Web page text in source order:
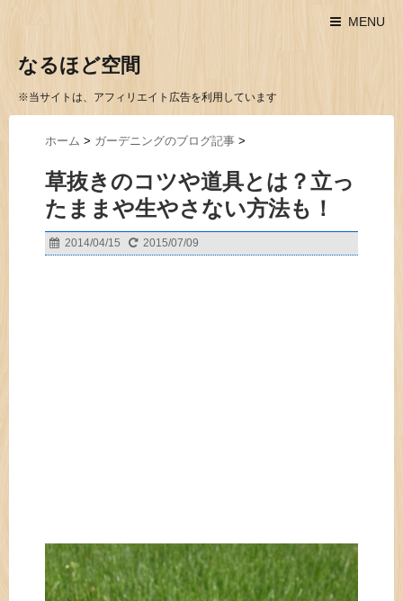
MENU
なるほど空間
※当サイトは、アフィリエイト広告を利用しています
ホーム > ガーデニングのブログ記事 >
草抜きのコツや道具とは？立っ
たままや生やさない方法も！
2014/04/15 2015/07/09